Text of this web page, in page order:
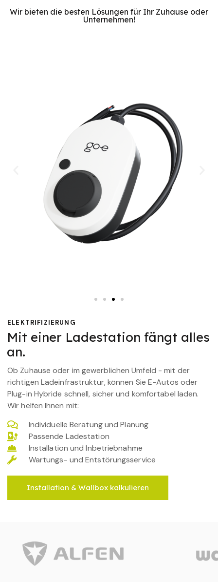
Wir bieten die besten Lösungen für Ihr Zuhause oder
Unternehmen!
ELEKTRIFIZIERUNG
Mit einer Ladestation fängt alles
an.
Ob Zuhause oder im gewerblichen Umfeld - mit der
richtigen Ladeinfrastruktur, können Sie E-Autos oder
Plug-in Hybride schnell, sicher und komfortabel laden.
Wir helfen Ihnen mit:
Individuelle Beratung und Planung
Passende Ladestation
Installation und Inbetriebnahme
Wartungs- und Entstörungsservice
Installation & Wallbox kalkulieren